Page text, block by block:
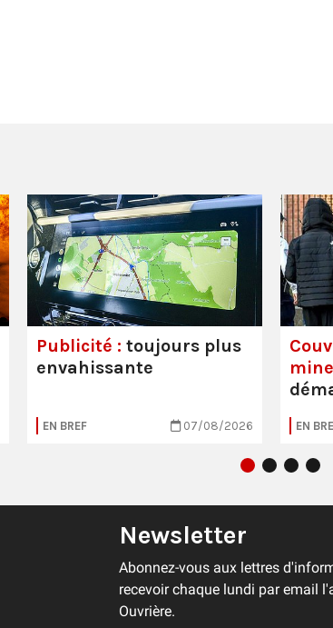
Publicité : toujours plus
envahissante
EN BREF 07/08/2026 EN
Newsletter
Abonnez-vous aux lettres
recevoir chaque lundi par email
Ouvrière.